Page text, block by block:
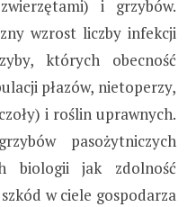
i grzybów.
wzrost liczby infekcji
których obecność
płazów, nietoperzy,
i roślin uprawnych.
pasożytniczych
biologii jak zdolność
w ciele gospodarza